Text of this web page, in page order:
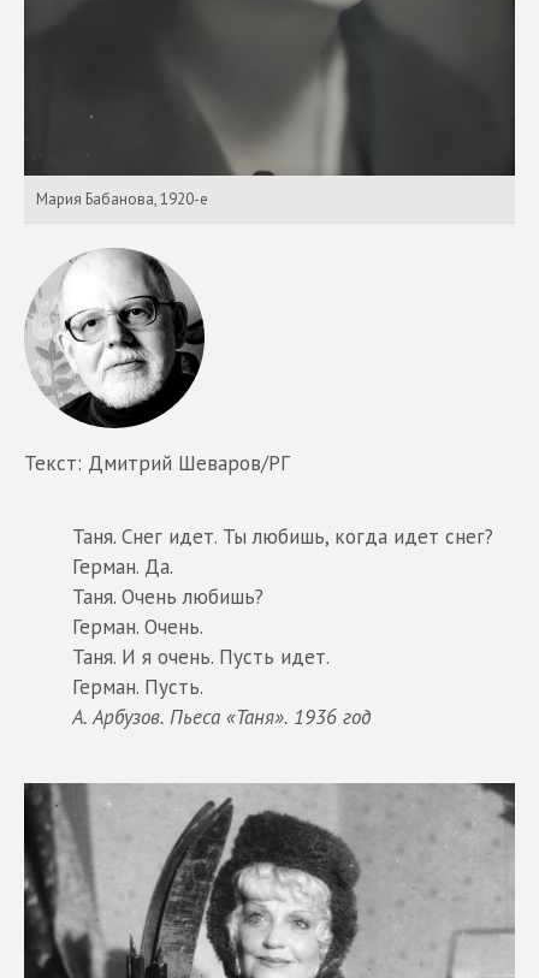
Мария Бабанова, 1920-е
Текст: Дмитрий Шеваров/РГ
Таня. Снег идет. Ты любишь, когда идет снег?
Герман. Да.
Таня. Очень любишь?
Герман. Очень.
Таня. И я очень. Пусть идет.
Герман. Пусть.
А. Арбузов. Пьеса «Таня». 1936 год